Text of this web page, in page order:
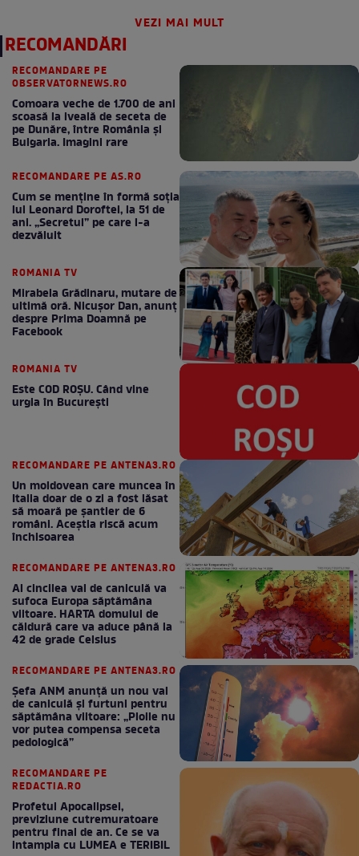
VEZI MAI MULT
RECOMANDĂRI
RECOMANDARE PE
OBSERVATORNEWS.RO
Comoara veche de 1.700 de ani
scoasă la iveală de seceta de
pe Dunăre, între România şi
Bulgaria. Imagini rare
RECOMANDARE PE AS.RO
Cum se menţine în formă soţia
lui Leonard Doroftei, la 51 de
ani. „Secretul” pe care l-a
dezvăluit
ROMANIA TV
Mirabela Grădinaru, mutare de
ultimă oră. Nicuşor Dan, anunţ
despre Prima Doamnă pe
Facebook
ROMANIA TV
Este COD ROŞU. Când vine
urgia în Bucureşti
RECOMANDARE PE ANTENA3.RO
Un moldovean care muncea în
Italia doar de o zi a fost lăsat
să moară pe şantier de 6
români. Aceștia riscă acum
închisoarea
RECOMANDARE PE ANTENA3.RO
Al cincilea val de caniculă va
sufoca Europa săptămâna
viitoare. HARTA domului de
căldură care va aduce până la
42 de grade Celsius
RECOMANDARE PE ANTENA3.RO
Șefa ANM anunță un nou val
de caniculă și furtuni pentru
săptămâna viitoare: „Ploile nu
vor putea compensa seceta
pedologică”
RECOMANDARE PE
REDACTIA.RO
Profetul Apocalipsei,
previziune cutremuratoare
pentru final de an. Ce se va
intampla cu LUMEA e TERIBIL